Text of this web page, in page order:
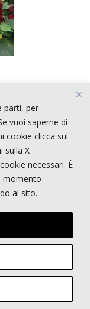
parti, per
vuoi saperne di
cookie clicca sul
sulla X
necessari. È
momento
al sito.
| Viale dei Tigli, 48 -
by